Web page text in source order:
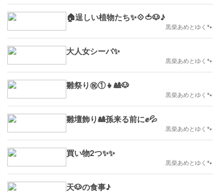
🏠️逞しい植物たち✨💠🍅🐶♪
黒柴あめとゆく🐾
大人女シーバ✨
黒柴あめとゆく🐾
雛祭り㊗️①👧🎎🐶
黒柴あめとゆく🐾
雛壇飾り🎎孫来る前に✊💦
黒柴あめとゆく🐾
買い物2つ✨✨
黒柴あめとゆく🐾
天🐶の食事♪